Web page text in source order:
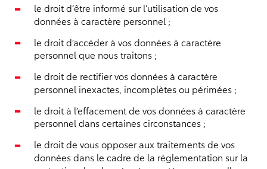
le droit d’être informé sur l’utilisation de vos
données à caractère personnel ;
le droit d’accéder à vos données à caractère
personnel que nous traitons ;
le droit de rectifier vos données à caractère
personnel inexactes, incomplètes ou périmées ;
le droit à l’effacement de vos données à caractère
personnel dans certaines circonstances ;
le droit de vous opposer aux traitements de vos
données dans le cadre de la réglementation sur la